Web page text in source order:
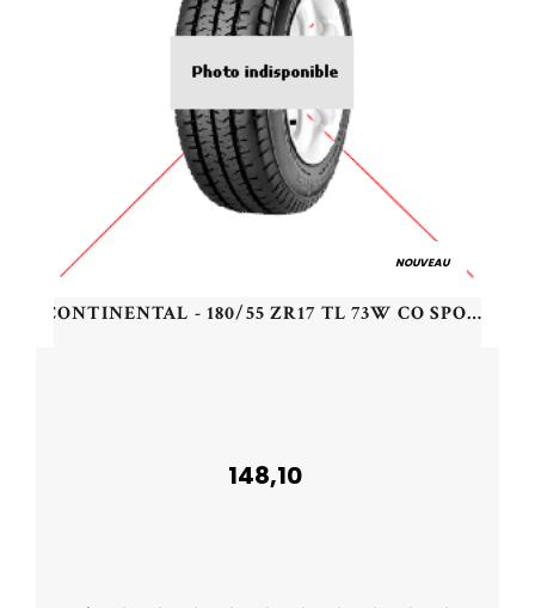
NOUVEAU
CONTINENTAL - 180/55 ZR17 TL 73W CO SPORTATTACK 2 R - 1805517 -
148,10